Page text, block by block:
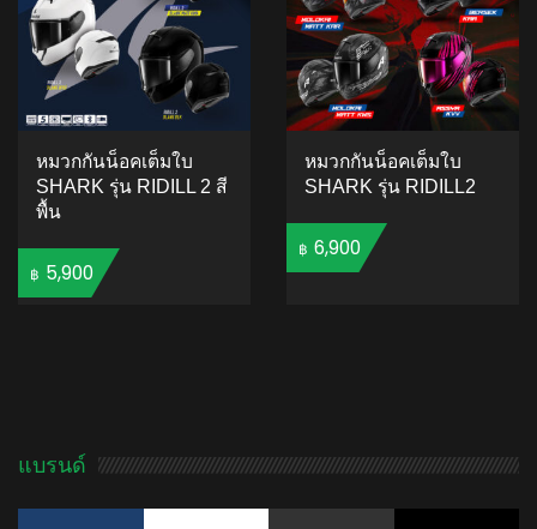
หมวกกันน็อคเต็มใบ
SHARK รุ่น RIDILL 2 สี
พื้น
฿ 5,900
หมวกกันน็อคเต็มใบ
SHARK รุ่น RIDILL2
฿ 6,900
แบรนด์